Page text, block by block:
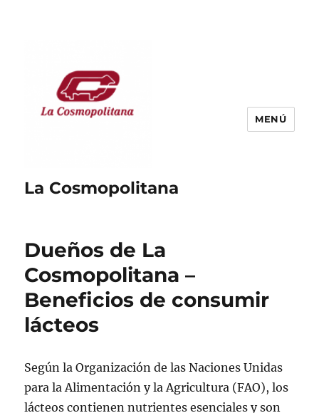
La Cosmopolitana
MENÚ
Dueños de La
Cosmopolitana –
Beneficios de consumir
lácteos
Según la Organización de las Naciones Unidas
para la Alimentación y la Agricultura (FAO), los
lácteos contienen nutrientes esenciales y son